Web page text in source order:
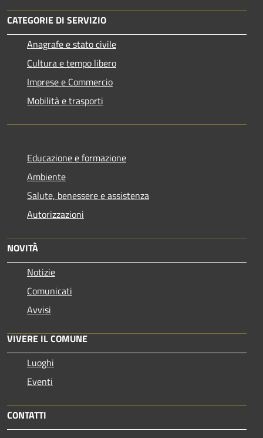
CATEGORIE DI SERVIZIO
Anagrafe e stato civile
Cultura e tempo libero
Imprese e Commercio
Mobilità e trasporti
Educazione e formazione
Ambiente
Salute, benessere e assistenza
Autorizzazioni
NOVITÀ
Notizie
Comunicati
Avvisi
VIVERE IL COMUNE
Luoghi
Eventi
CONTATTI